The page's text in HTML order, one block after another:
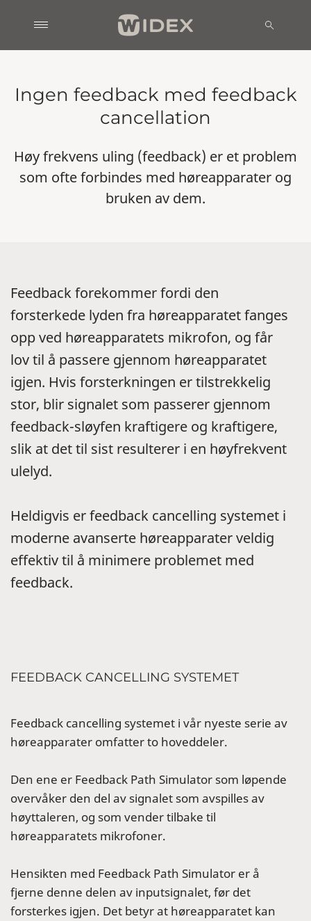
Ingen feedback med feedback
cancellation
Høy frekvens uling (feedback) er et problem
som ofte forbindes med høreapparater og
bruken av dem.
Feedback forekommer fordi den
forsterkede lyden fra høreapparatet fanges
opp ved høreapparatets mikrofon, og får
lov til å passere gjennom høreapparatet
igjen. Hvis forsterkningen er tilstrekkelig
stor, blir signalet som passerer gjennom
feedback-sløyfen kraftigere og kraftigere,
slik at det til sist resulterer i en høyfrekvent
ulelyd.
Heldigvis er feedback cancelling systemet i
moderne avanserte høreapparater veldig
effektiv til å minimere problemet med
feedback.
FEEDBACK CANCELLING SYSTEMET
Feedback cancelling systemet i vår nyeste serie av
høreapparater omfatter to hoveddeler.
Den ene er Feedback Path Simulator som løpende
overvåker den del av signalet som avspilles av
høyttaleren, og som vender tilbake til
høreapparatets mikrofoner.
Hensikten med Feedback Path Simulator er å
fjerne denne delen av inputsignalet, før det
forsterkes igjen. Det betyr at høreapparatet kan